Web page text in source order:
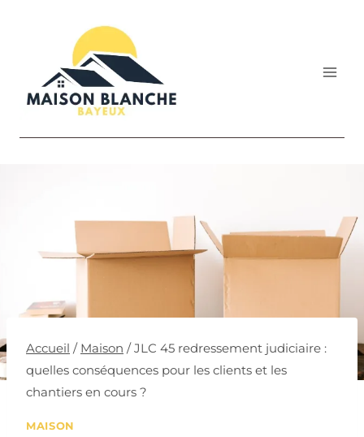
Accueil / Maison / JLC 45 redressement judiciaire :
quelles conséquences pour les clients et les
chantiers en cours ?
MAISON